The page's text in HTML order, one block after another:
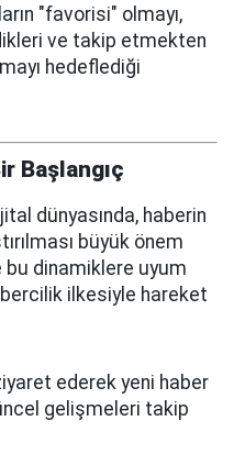
"favorisi" olmayı,
ve takip etmekten
hedeflediği
Başlangıç
dünyasında, haberin
büyük önem
bu dinamiklere uyum
ilkesiyle hareket
ederek yeni haber
gelişmeleri takip